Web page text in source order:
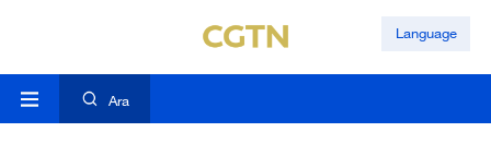
Language
Ara